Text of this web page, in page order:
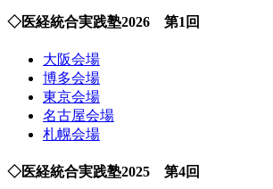
◇医経統合実践塾2026 第1回
大阪会場
博多会場
東京会場
名古屋会場
札幌会場
◇医経統合実践塾2025 第4回